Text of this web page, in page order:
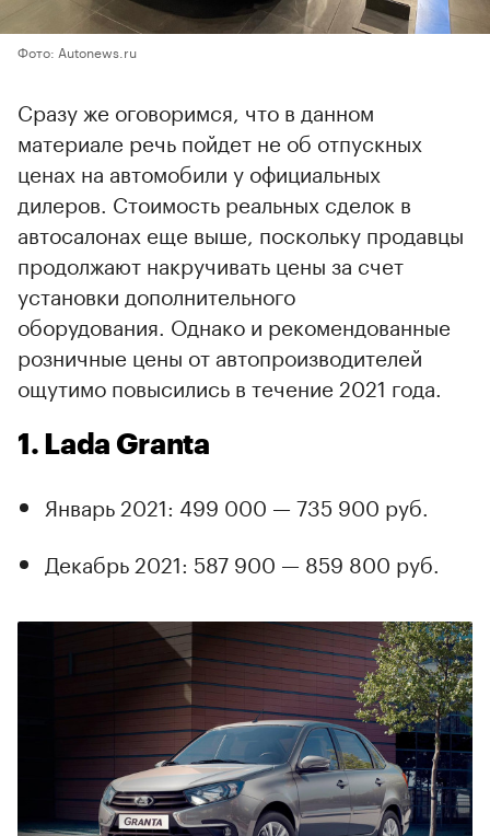
Фото: Autonews.ru
Сразу же оговоримся, что в данном
материале речь пойдет не об отпускных
ценах на автомобили у официальных
дилеров. Стоимость реальных сделок в
автосалонах еще выше, поскольку продавцы
продолжают накручивать цены за счет
установки дополнительного
оборудования. Однако и рекомендованные
розничные цены от автопроизводителей
ощутимо повысились в течение 2021 года.
1. Lada Granta
00:00
Январь 2021: 499 000 — 735 900 руб.
Декабрь 2021: 587 900 — 859 800 руб.